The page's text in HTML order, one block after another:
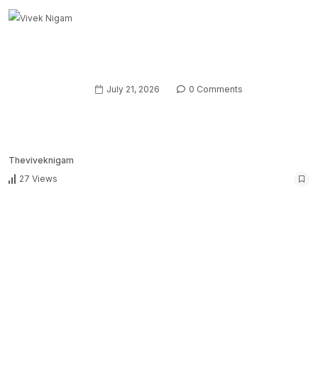
Theviveknigam
July 21, 2026 0 Comments
27 Views